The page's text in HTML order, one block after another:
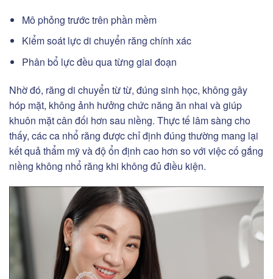
Mô phỏng trước trên phần mềm
Kiểm soát lực di chuyển răng chính xác
Phân bổ lực đều qua từng giai đoạn
Nhờ đó, răng di chuyển từ từ, đúng sinh học, không gây
hóp mặt, không ảnh hưởng chức năng ăn nhai và giúp
khuôn mặt cân đối hơn sau niềng. Thực tế lâm sàng cho
thấy, các ca nhổ răng được chỉ định đúng thường mang lại
kết quả thẩm mỹ và độ ổn định cao hơn so với việc cố gắng
niềng không nhổ răng khi không đủ điều kiện.